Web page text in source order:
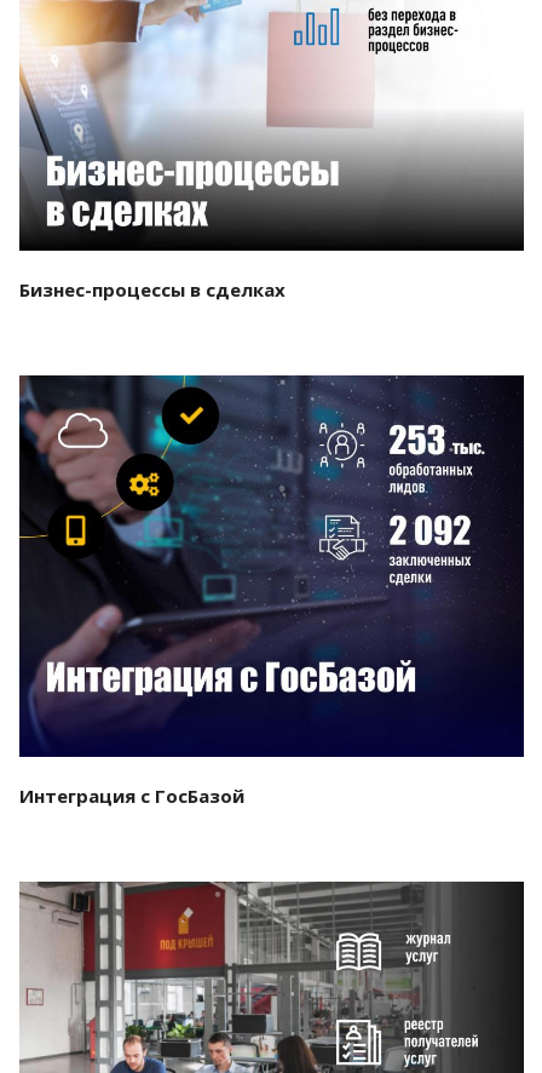
Бизнес-процессы в сделках
Смотреть проект
Интеграция с ГосБазой